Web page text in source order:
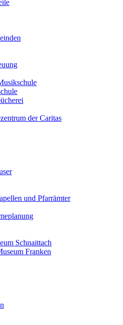
der Caritas
und Pfarrämter
Schnaittach
Franken